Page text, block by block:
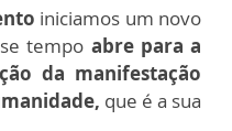
iniciamos um novo
tempo abre para a
da manifestação
que é a sua